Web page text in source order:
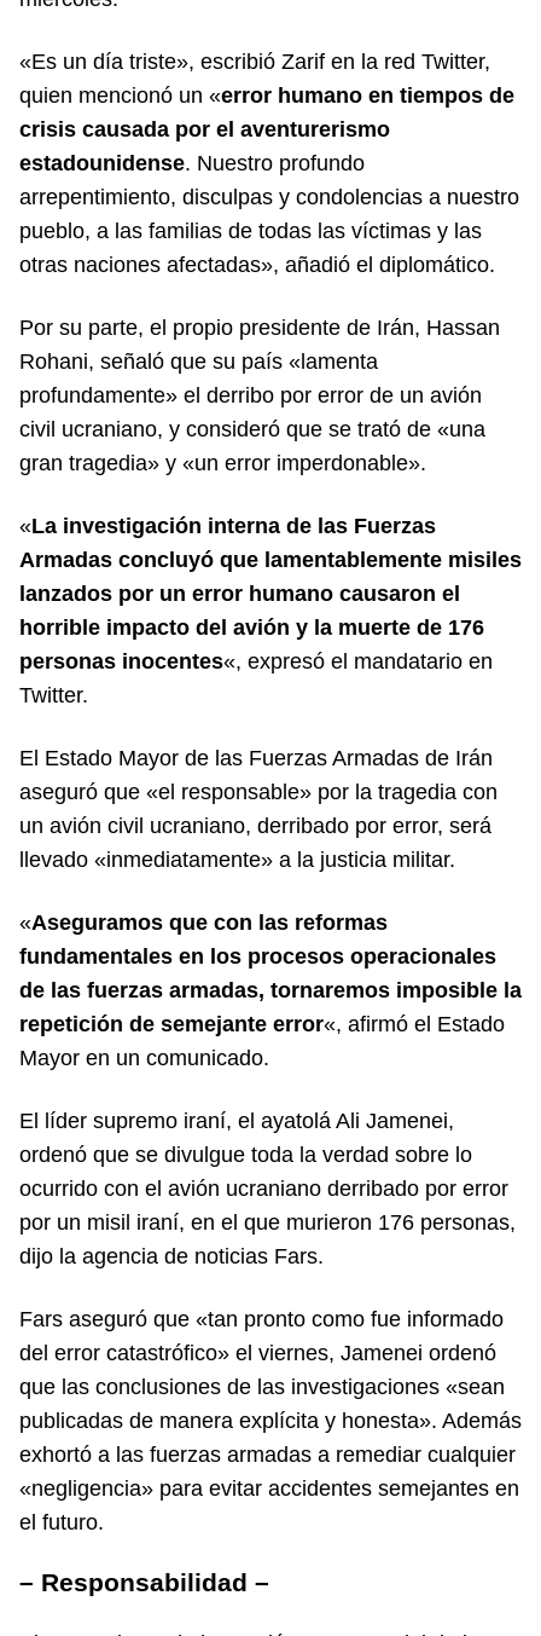
«Es un día triste», escribió Zarif en la red Twitter,
quien mencionó un «error humano en tiempos de
crisis causada por el aventurerismo
estadounidense. Nuestro profundo
arrepentimiento, disculpas y condolencias a nuestro
pueblo, a las familias de todas las víctimas y las
otras naciones afectadas», añadió el diplomático.
Por su parte, el propio presidente de Irán, Hassan
Rohani, señaló que su país «lamenta
profundamente» el derribo por error de un avión
civil ucraniano, y consideró que se trató de «una
gran tragedia» y «un error imperdonable».
«La investigación interna de las Fuerzas
Armadas concluyó que lamentablemente misiles
lanzados por un error humano causaron el
horrible impacto del avión y la muerte de 176
personas inocentes«, expresó el mandatario en
Twitter.
El Estado Mayor de las Fuerzas Armadas de Irán
aseguró que «el responsable» por la tragedia con
un avión civil ucraniano, derribado por error, será
llevado «inmediatamente» a la justicia militar.
«Aseguramos que con las reformas
fundamentales en los procesos operacionales
de las fuerzas armadas, tornaremos imposible la
repetición de semejante error«, afirmó el Estado
Mayor en un comunicado.
El líder supremo iraní, el ayatolá Ali Jamenei,
ordenó que se divulgue toda la verdad sobre lo
ocurrido con el avión ucraniano derribado por error
por un misil iraní, en el que murieron 176 personas,
dijo la agencia de noticias Fars.
Fars aseguró que «tan pronto como fue informado
del error catastrófico» el viernes, Jamenei ordenó
que las conclusiones de las investigaciones «sean
publicadas de manera explícita y honesta». Además
exhortó a las fuerzas armadas a remediar cualquier
«negligencia» para evitar accidentes semejantes en
el futuro.
– Responsabilidad –